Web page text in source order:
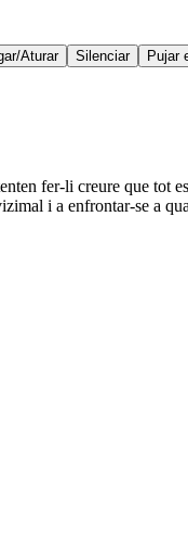
Aturar Silenciar Pujar
fer-li creure que tot
i a enfrontar-se a